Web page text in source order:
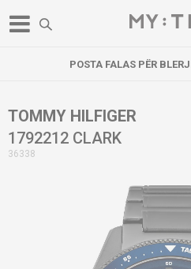
POSTA FALAS PËR
TOMMY HILFIGER
1792212 CLARK
36338